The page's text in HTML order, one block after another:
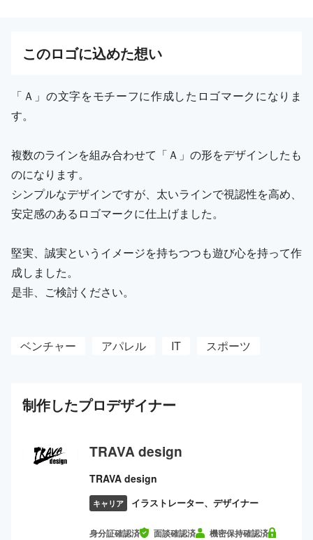
このロゴに込めた想い
「Ａ」の文字をモチーフに作成したロゴマークになりま
す。
複数のラインを組み合わせて「Ａ」の形をデザインしたも
のになります。
シンプルなデザインですが、太いラインで視認性を高め、
安定感のあるロゴマークに仕上げました。
堅実、誠実というイメージを持ちつつも遊び心を持って作
成しました。
是非、ご検討ください。
ベンチャー アパレル IT スポーツ
制作したプロデザイナー
TRAVA design
TRAVA design
キャリア イラストレーター、デザイナー
身分証確認済 面談確認済 機密保持確認済